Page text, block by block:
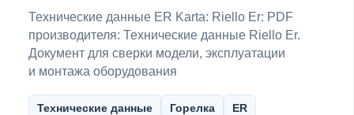
Технические данные ER Karta: Riello Er: PDF
производителя: Технические данные Riello Er.
Документ для сверки модели, эксплуатации
и монтажа оборудования
Технические данные Горелка ER